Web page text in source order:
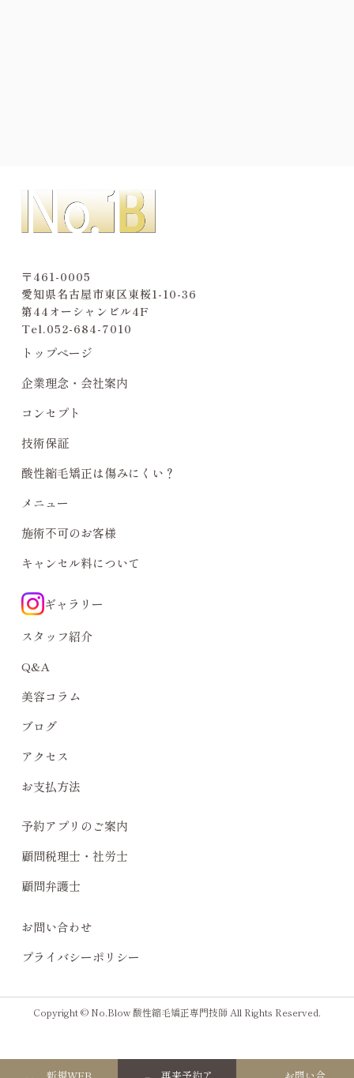
〒461-0005
愛知県名古屋市東区東桜1-10-36
第44オーシャンビル4F
Tel.052-684-7010
トップページ
企業理念・会社案内
コンセプト
技術保証
酸性縮毛矯正は傷みにくい？
メニュー
施術不可のお客様
キャンセル料について
ギャラリー
スタッフ紹介
Q&A
美容コラム
ブログ
アクセス
お支払方法
予約アプリのご案内
顧問税理士・社労士
顧問弁護士
お問い合わせ
プライバシーポリシー
Copyright © No.Blow 酸性縮毛矯正専門技師 All Rights Reserved.